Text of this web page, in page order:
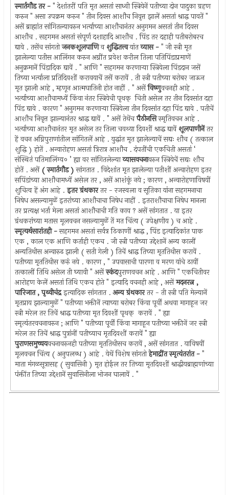
स्मार्तगौड तर -" देशांतरीं पति मृत असतां साध्वी स्त्रियेनें पतीच्या दोन पादुका ग्रहण
करुन " असा उपक्रम करुन " तीन दिवस आशौच निवृत्त झालें असतां श्राद्ध पावतें "
असें ब्राह्मांत सांगितल्यावरुन भर्त्याच्या आशौचानंतर अनुगमन असतां तीन दिवस
आशौच . सहगमन असतां संपूर्ण दशाहादि आशौच . पिंड तर दहाही पतीबरोबरच
द्यावे . तसेंच सांगतोजनकशूलपाणिवशुद्धितत्त्वयांतव्यास -" जी स्त्री मृत
झालेल्या पतीस आलिंगन करुन अग्नींत प्रवेश करील तिला पतिपिंडाप्रमाणें
अनुक्रमानें पिंडादिक द्यावें . " आणि " सहगमन करणार्‍या स्त्रियेला पिंडदान जसें
तिच्या भर्त्याला प्रतिदिवशीं करावयाचें तसें करावें . ती स्त्री पतीच्या बरोबर जाऊन
मृत झाली आहे , म्हणून आत्मघातिनी होत नाहीं . " असेंविष्णुवचनही आहे .
भर्त्याच्या आशौचामध्यें किंवा नंतर स्त्रियेची पृथक् ‍ चिती असेल तर तीन दिवसांत दहा
पिंड द्यावे . कारण " अनुगमन करणार्‍या स्त्रियेला तीन दिवसांत दहा पिंड द्यावे . पतीचें
आशौच निवृत्त झाल्यानंतर श्राद्ध द्यावें . " असें तेथेंचपैठीनसिस्मृतिवचन आहे .
भर्त्याच्या आशौचानंतर मृत असेल तर तिला चवथ्या दिवशीं श्राद्ध द्यावेंशूलपाणीनेंतर
हें वचन अग्निपुराणांतील सांगितलें आहे . युद्धांत मृत झालेल्याचें सद्यः शौच ( तत्काल
शुद्धि ) होतें . अन्वारोहण असतां त्रिरात्र आशौच . दंपतींची एकचिती असतां ‘
संस्थितं पतिमालिंग्य० ’ ह्या वर सांगितलेल्याव्यासवचनावरुन स्त्रियेचें सद्यः शौच
होतें . असें( स्मार्तगौड )सांगतात . विदेशांत मृत झालेल्या पतीशीं अन्वारोहण इतर
सपिंडांच्या आशौचामध्यें असेल तर , असें आशंकूं नये ; कारण , अन्वारोहणाविषयीं
शुचित्व हें अंग आहे .इतर ग्रंथकारतर - रजस्वला व सूतिका यांना सहगमनाचा
निषेध असल्यामुळें इतरांच्या आशौचाचा निषेध नाहीं . इतराशौचाचा निषेध मानला
तर प्रत्यक्ष भर्ता मेला असतां आशौचाची गति काय ? असें सांगतात . या इतर
ग्रंथकरांच्या मतास मूलवचन नसल्यामुळें तें मत चिंत्य ( उपेक्षणीय ) च आहे .
स्मृत्यर्थसारांतही -सहगमन असतां सर्वत्र ठिकाणीं श्राद्ध , पिंड इत्यादिकांत पाक
एक , काल एक आणि कर्ताही एकच . जी स्त्री पतीच्या उद्देशानें अन्य कालीं
अन्यतिथीस अन्वारुढ झाली ( सती गेली ) तिचें श्राद्ध तिच्या मृततिथीस करावें .
पतीच्या मृततिथीस करुं नये . कारण , " उपवासाची पारणा व मरण यांचे ठायीं
तत्कालीं तिथि असेल ती घ्यावी " असेंस्कंदपुराणवचन आहे . आणि " एकचितीवर
आरोहण केलें असतां तिथि एकच होते " इत्यादि वचनही आहे , असेंमदनरत्न ,
पारिजात , पृथ्वीचंद्रइत्यादिक सांगतात .अन्य ग्रंथकारतर - ती स्त्री पति मेल्यानें
मृतप्राय झाल्यामुळें " पतीच्या भक्तीनें त्याच्या बरोबर किंवा पूर्वीं अथवा मागाहून जर
स्त्री मरेल तर तिचें श्राद्ध पतीच्या मृत दिवशीं पृथक् ‍ करावें . " ह्या
स्मृत्यंतरवचनावरुन ; आणि " पतीच्या पूर्वीं किंवा मागाहून पतीच्या भक्तीनें जर स्त्री
मरेल तर तिचें श्राद्ध पुत्रांनीं पतीच्याच मृतदिवशीं करावें " ह्या
पुराणसमुच्चयवचनावरुनही पतीच्या मृततिथीसच करावें , असें सांगतात . याविषयीं
मूलवचन चिंत्य ( अनुपलब्ध ) आहे . येथें विशेष सांगतोहेमाद्रींत स्मृत्यंतरांत -"
माता मंगळसूत्रासह ( सुवासिनी ) मृत होईल तर तिच्या मृतदिवशीं श्राद्धीयब्राह्मणांच्या
पंक्तींत तिच्या उद्देशानें सुवासिनीला भोजन घालावें . "